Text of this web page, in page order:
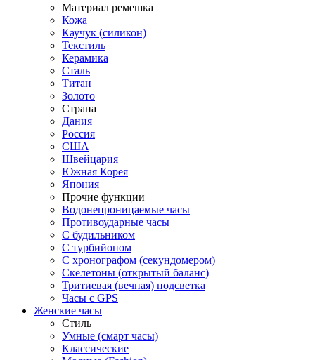
Материал ремешка
Кожа
Каучук (силикон)
Текстиль
Керамика
Сталь
Титан
Золото
Страна
Дания
Россия
США
Швейцария
Южная Корея
Япония
Прочие функции
Водонепроницаемые часы
Противоударные часы
С будильником
С турбийоном
С хронографом (секундомером)
Скелетоны (открытый баланс)
Тритиевая (вечная) подсветка
Часы с GPS
Женские часы
Стиль
Умные (смарт часы)
Классические